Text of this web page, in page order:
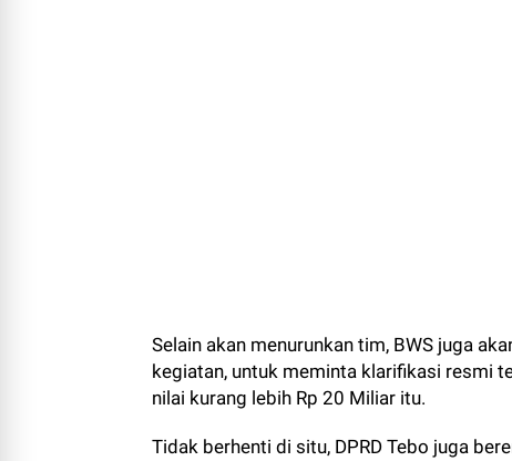
Selain akan menurunkan tim, BWS juga
kegiatan, untuk meminta klarifikasi resmi
nilai kurang lebih Rp 20 Miliar itu.
Tidak berhenti di situ, DPRD Tebo juga